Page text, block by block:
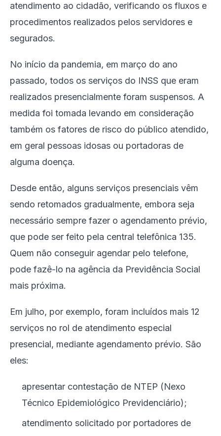
atendimento ao cidadão, verificando os fluxos e
procedimentos realizados pelos servidores e
segurados.
No início da pandemia, em março do ano
passado, todos os serviços do INSS que eram
realizados presencialmente foram suspensos. A
medida foi tomada levando em consideração
também os fatores de risco do público atendido,
em geral pessoas idosas ou portadoras de
alguma doença.
Desde então, alguns serviços presenciais vêm
sendo retomados gradualmente, embora seja
necessário sempre fazer o agendamento prévio,
que pode ser feito pela central telefônica 135.
Quem não conseguir agendar pelo telefone,
pode fazê-lo na agência da Previdência Social
mais próxima.
Em julho, por exemplo, foram incluídos mais 12
serviços no rol de atendimento especial
presencial, mediante agendamento prévio. São
eles:
apresentar contestação de NTEP (Nexo
Técnico Epidemiológico Previdenciário);
atendimento solicitado por portadores de